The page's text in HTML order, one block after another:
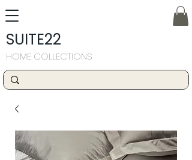
SUITE22
HOME COLLECTIONS